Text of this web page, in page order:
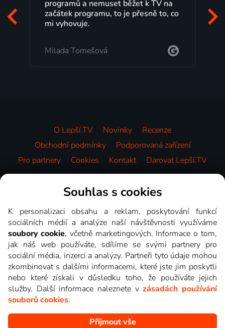
programů a nemuset běžet k TV na
začátek programu, to je přesně to, co
mi vyhovuje.
Milada Tomešová
O Lepší.TV Novinky
Recenze
Obchodní podmínky
Podporovaná zařízení
Pro partnery
Cookies Kontakt Darovat Lepší.TV
Videotéka
Copyright © goNET s.r.o. Na tomto webu jsou zobrazovány
Souhlas s cookies
K personalizaci obsahu a reklam, poskytování funkcí
sociálních médií a analýze naší návštěvnosti využíváme
soubory cookie, včetně marketingových. Informace o tom,
jak náš web používáte, sdílíme se svými partnery pro
sociální média, inzerci a analýzy. Partneři tyto údaje mohou
zkombinovat s dalšími informacemi, které jste jim poskytli
nebo které získali v důsledku toho, že používáte jejich
služby. Další informace naleznete vzásadách používání
souborů cookies.
Přijmout vše